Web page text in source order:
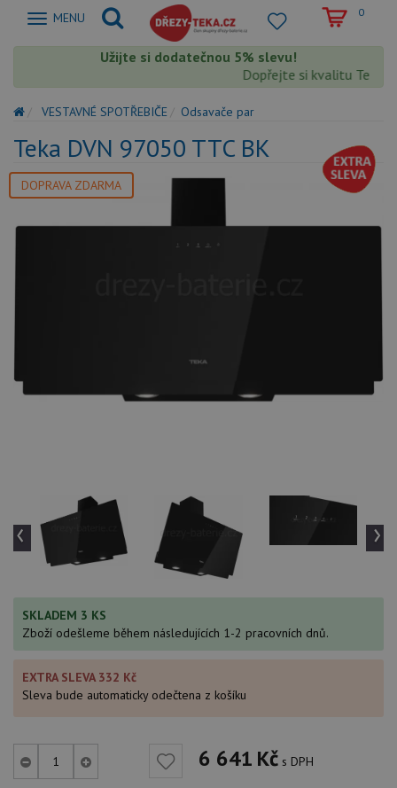
Zobrazit
MENU 0
Užijte si dodatečnou 5% slevu!
Dopřejte si kvalitu Teka
VESTAVNÉ SPOTŘEBIČE Odsavače par
Teka DVN 97050 TTC BK
DOPRAVA ZDARMA
‹ ›
SKLADEM 3 KS
Zboží odešleme během následujících 1-2 pracovních dnů.
EXTRA SLEVA 332 Kč
Sleva bude automaticky odečtena z košíku
6 641 Kč s DPH